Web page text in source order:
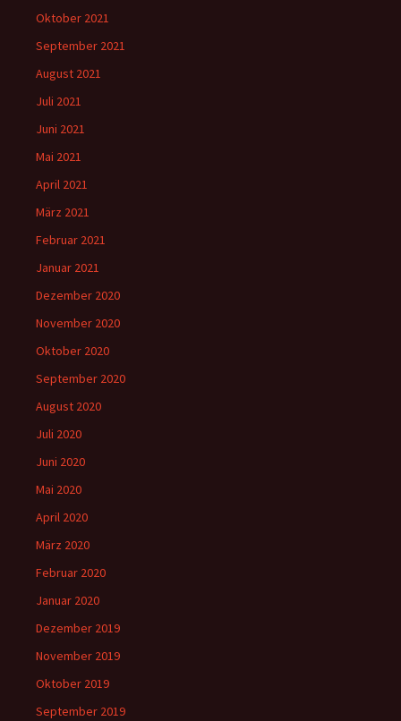
Oktober 2021
September 2021
August 2021
Juli 2021
Juni 2021
Mai 2021
April 2021
März 2021
Februar 2021
Januar 2021
Dezember 2020
November 2020
Oktober 2020
September 2020
August 2020
Juli 2020
Juni 2020
Mai 2020
April 2020
März 2020
Februar 2020
Januar 2020
Dezember 2019
November 2019
Oktober 2019
September 2019